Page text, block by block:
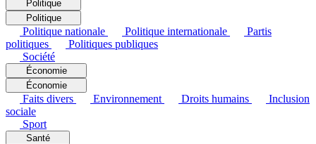
Politique
Politique
Politique nationale Politique internationale
Partis
politiques
Politiques publiques
Société
Économie
Économie
Faits divers Environnement Droits humains
Inclusion
sociale
Sport
Santé